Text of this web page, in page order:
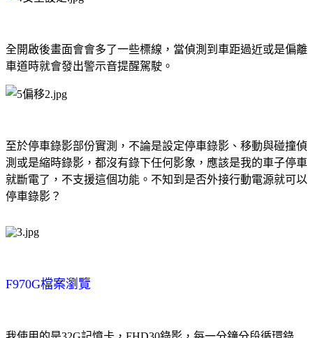
全開啟後畫面會會多了一些標線，當偵測到車距過近或是偏離
車道時就會發出警示音提醒駕駛。
至於停車錄影部份實測，不論是設定停車錄影、移動與碰撞偵
測或是縮時錄影，都沒有錄下任何影象，應該是我的車子停車
就斷電了，不支援這個功能。不知到是否外接行動電源就可以
停車錄影？
F970G檔案瀏覽